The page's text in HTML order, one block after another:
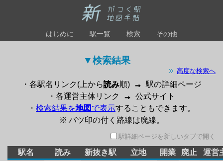
はじめに 駅一覧 検索 その他
▼検索結果
高度な検索へ
・各駅名リンク(上から読み順) → 駅の詳細ページ
・各運営主体リンク
→ 公式サイト
・ 検索結果を地図 で表示することもできます。
※ バツ印の付く路線は廃線。
駅詳細ページを新しいタブで開く
駅名 読み 新抜き駅 立地 開業 廃止 運営